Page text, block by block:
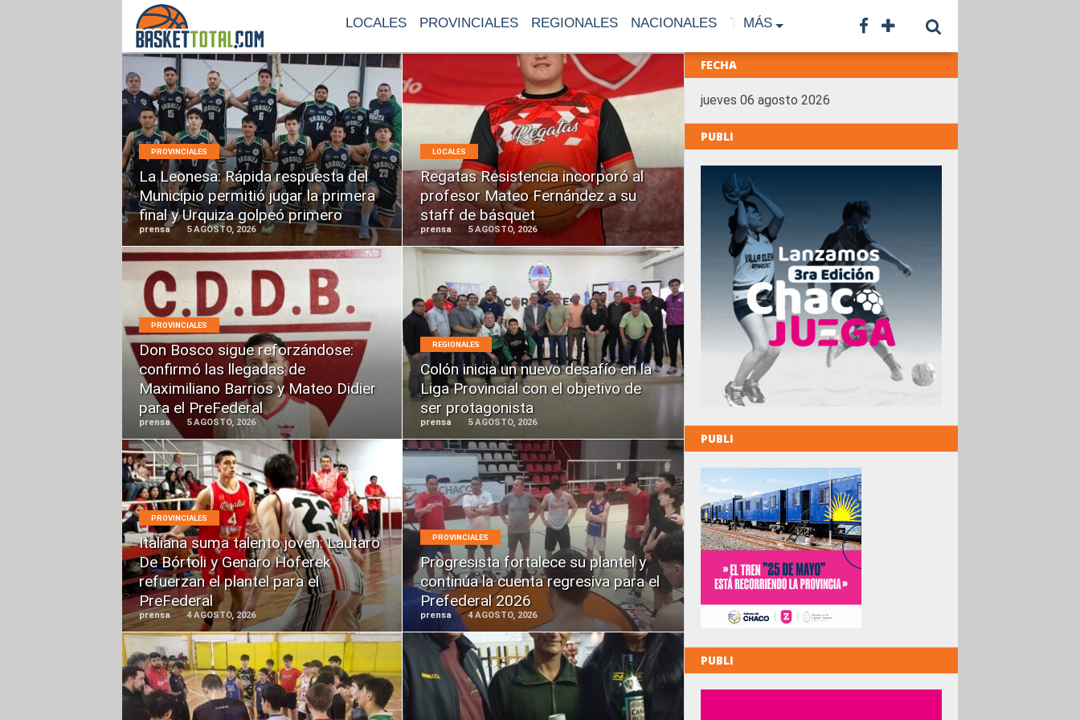
LOCALES PROVINCIALES REGIONALES NACIONALES TF TNA CONTACTO
MÁS
PROVINCIALES
La Leonesa: Rápida respuesta del
Municipio permitió jugar la primera
final y Urquiza golpeó primero
prensa 5 AGOSTO, 2026
LEER
MÁS
LOCALES
Regatas Resistencia incorporó al
profesor Mateo Fernández a su
staff de básquet
prensa 5 AGOSTO, 2026
LEER
MÁS
PROVINCIALES
Don Bosco sigue reforzándose:
confirmó las llegadas de
Maximiliano Barrios y Mateo Didier
para el PreFederal
prensa 5 AGOSTO, 2026
LEER
MÁS
REGIONALES
Colón inicia un nuevo desafío en la
Liga Provincial con el objetivo de
ser protagonista
prensa 5 AGOSTO, 2026
LEER
MÁS
PROVINCIALES
Italiana suma talento joven: Lautaro
De Bórtoli y Genaro Hoferek
refuerzan el plantel para el
PreFederal
prensa 4 AGOSTO, 2026
LEER
MÁS
PROVINCIALES
Progresista fortalece su plantel y
continúa la cuenta regresiva para el
Prefederal 2026
prensa 4 AGOSTO, 2026
LEER
MÁS
LEER
LEER
FECHA
jueves 06 agosto 2026
PUBLI
PUBLI
PUBLI